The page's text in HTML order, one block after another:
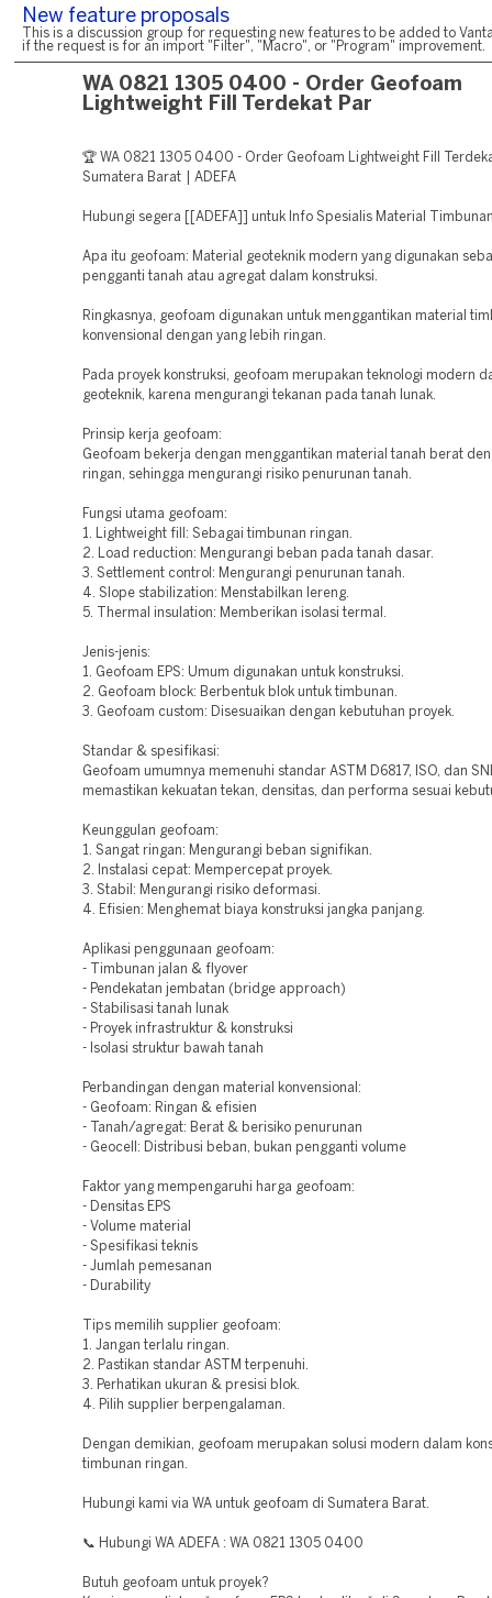
New feature proposals
This is a discussion group for requesting new features to be added to
if the request is for an import "Filter", "Macro", or "Program" improvement.
WA 0821 1305 0400 - Order Geofoam
Lightweight Fill Terdekat Par
🏆 WA 0821 1305 0400 - Order Geofoam Lightweight Fill
Sumatera Barat | ADEFA
Hubungi segera [[ADEFA]] untuk Info Spesialis Material
Apa itu geofoam: Material geoteknik modern yang digunakan
pengganti tanah atau agregat dalam konstruksi.
Ringkasnya, geofoam digunakan untuk menggantikan material
konvensional dengan yang lebih ringan.
Pada proyek konstruksi, geofoam merupakan teknologi modern
geoteknik, karena mengurangi tekanan pada tanah lunak.
Prinsip kerja geofoam:
Geofoam bekerja dengan menggantikan material tanah berat
ringan, sehingga mengurangi risiko penurunan tanah.
Fungsi utama geofoam:
1. Lightweight fill: Sebagai timbunan ringan.
2. Load reduction: Mengurangi beban pada tanah dasar.
3. Settlement control: Mengurangi penurunan tanah.
4. Slope stabilization: Menstabilkan lereng.
5. Thermal insulation: Memberikan isolasi termal.
Jenis-jenis:
1. Geofoam EPS: Umum digunakan untuk konstruksi.
2. Geofoam block: Berbentuk blok untuk timbunan.
3. Geofoam custom: Disesuaikan dengan kebutuhan proyek.
Standar & spesifikasi:
Geofoam umumnya memenuhi standar ASTM D6817, ISO, dan
memastikan kekuatan tekan, densitas, dan performa sesuai
Keunggulan geofoam:
1. Sangat ringan: Mengurangi beban signifikan.
2. Instalasi cepat: Mempercepat proyek.
3. Stabil: Mengurangi risiko deformasi.
4. Efisien: Menghemat biaya konstruksi jangka panjang.
Aplikasi penggunaan geofoam:
- Timbunan jalan & flyover
- Pendekatan jembatan (bridge approach)
- Stabilisasi tanah lunak
- Proyek infrastruktur & konstruksi
- Isolasi struktur bawah tanah
Perbandingan dengan material konvensional:
- Geofoam: Ringan & efisien
- Tanah/agregat: Berat & berisiko penurunan
- Geocell: Distribusi beban, bukan pengganti volume
Faktor yang mempengaruhi harga geofoam:
- Densitas EPS
- Volume material
- Spesifikasi teknis
- Jumlah pemesanan
- Durability
Tips memilih supplier geofoam:
1. Jangan terlalu ringan.
2. Pastikan standar ASTM terpenuhi.
3. Perhatikan ukuran & presisi blok.
4. Pilih supplier berpengalaman.
Dengan demikian, geofoam merupakan solusi modern dalam
timbunan ringan.
Hubungi kami via WA untuk geofoam di Sumatera Barat.
📞 Hubungi WA ADEFA : WA 0821 1305 0400
Butuh geofoam untuk proyek?